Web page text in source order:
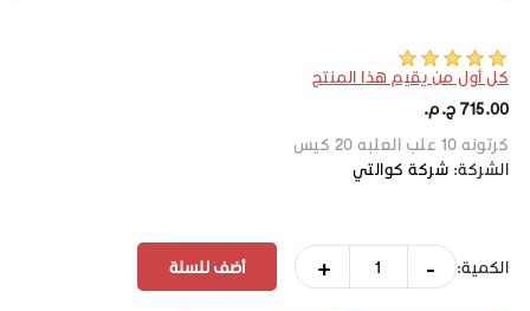
كل أول من يقيم هذا المنتج
715.00 ج.م.‏
كرتونه 10 علب العلبه 20 كيس
الشركة: شركة كوالتي
الكمية: -
+